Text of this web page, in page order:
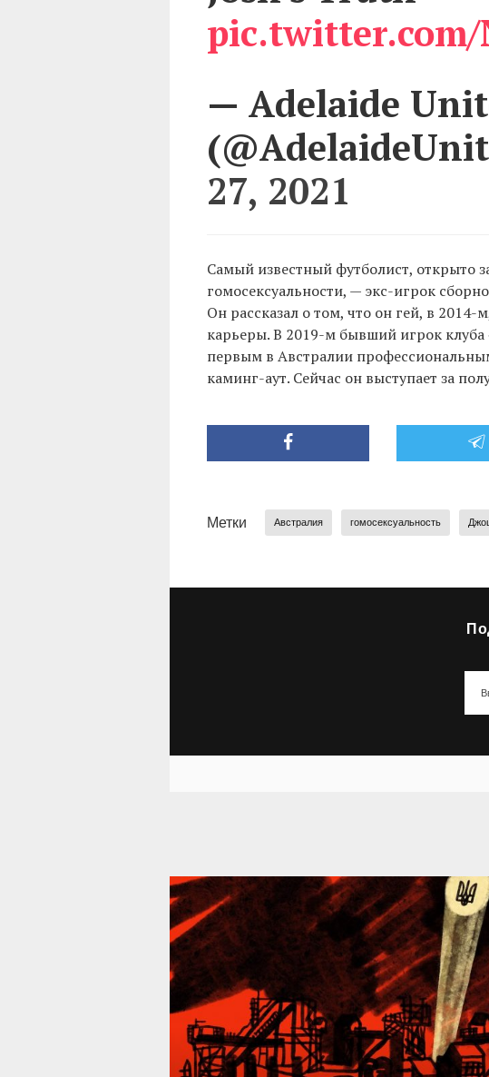
pic.twitter.com/
— Adelaide
27, 2021
Самый известный футболист, открыто
гомосексуальности, — экс-игрок
Он рассказал о том, что он гей, в 2014-
карьеры. В 2019-м бывший игрок
первым в Австралии
каминг-аут. Сейчас он выступает за
Метки Австралия гомосексуальность
39 288